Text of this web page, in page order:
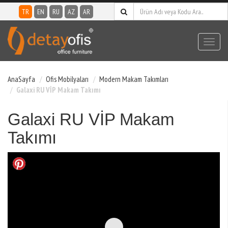
TR EN RU AZ AR
AnaSayfa Ofis Mobilyaları
Modern Makam Takımları
Galaxi RU VİP Makam Takımı
Galaxi RU VİP Makam
Takımı